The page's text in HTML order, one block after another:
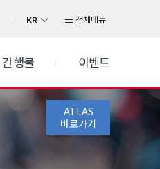
KR 전체메뉴
간행물 이벤트
ATLAS
바로가기